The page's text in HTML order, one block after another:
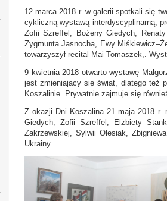
12 marca 2018 r. w galerii spotkali się
cykliczną wystawą interdyscyplinarną,
Zofii Szreffel, Bożeny Giedych,
Zygmunta Jasnocha, Ewy
towarzyszył recital Mai Tomaszek,.
9 kwietnia 2018 otwarto wystawę
jest zmieniający się świat, dlatego też
Koszalinie. Prywatnie zajmuje się
Z okazji Dni Koszalina 21 maja 2018 r.
Giedych, Zofii Szreffel, Elżbiety
Zakrzewskiej, Sylwii Olesiak,
Ukrainy.